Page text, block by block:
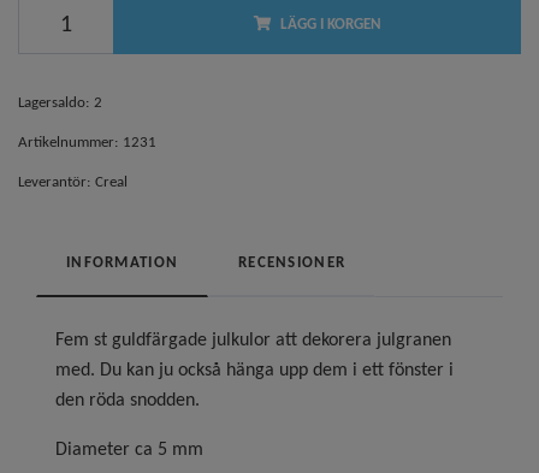
LÄGG I KORGEN
Lagersaldo: 2
Artikelnummer: 1231
Leverantör: Creal
INFORMATION RECENSIONER
Fem st guldfärgade julkulor att dekorera julgranen
med. Du kan ju också hänga upp dem i ett fönster i
den röda snodden.
Diameter ca 5 mm